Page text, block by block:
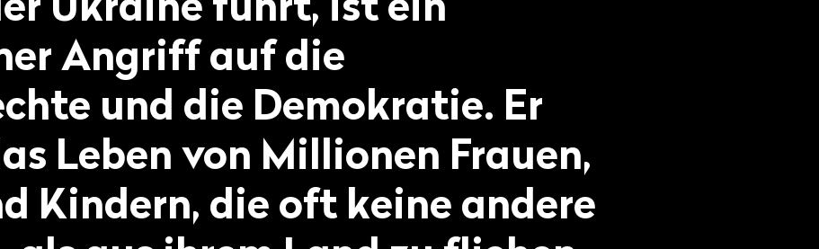
Angriff auf die
und die Demokratie. Er
Leben von Millionen Frauen,
Kindern, die oft keine andere